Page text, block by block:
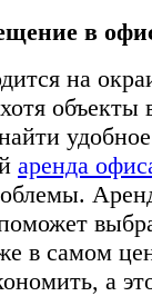
в
на
объекты
аренда
в самом
а